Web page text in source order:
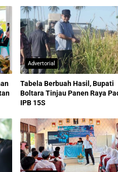
Advertorial
Tabela Berbuah Hasil, Bupati
Boltara Tinjau Panen Raya
IPB 15S